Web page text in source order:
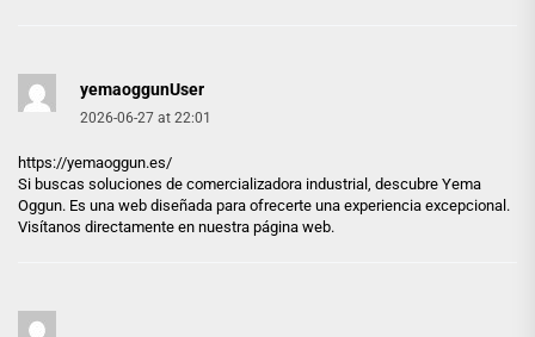
yemaoggunUser
2026-06-27 at 22:01
https://yemaoggun.es/
Si buscas soluciones de comercializadora industrial, descubre Yema
Oggun. Es una web diseñada para ofrecerte una experiencia excepcional.
Visítanos directamente en nuestra página web.